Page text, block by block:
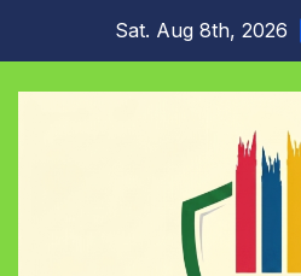
content
Sat. Aug 8th, 2026